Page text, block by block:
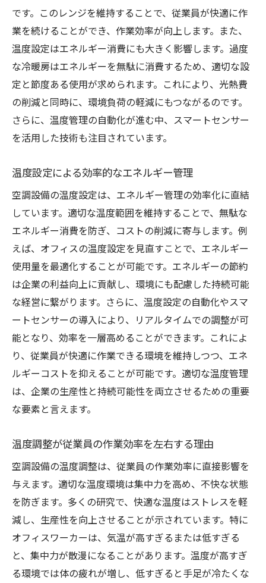
です。このレンジを維持することで、従業員が快適に作
業を続けることができ、作業効率が向上します。また、
温度設定はエネルギー消費にも大きく影響します。過度
な冷暖房はエネルギーを無駄に消費するため、適切な設
定と節度ある使用が求められます。これにより、光熱費
の削減と同時に、環境負荷の軽減にもつながるのです。
さらに、温度管理の自動化が進む中、スマートセンサー
を活用した技術も注目されています。
温度設定による効率的なエネルギー管理
空調設備の温度設定は、エネルギー管理の効率化に直結
しています。適切な温度範囲を維持することで、無駄な
エネルギー消費を防ぎ、コストの削減に寄与します。例
えば、オフィスの温度設定を見直すことで、エネルギー
使用量を最適化することが可能です。エネルギーの節約
は企業の利益向上に貢献し、環境にも配慮した持続可能
な経営に繋がります。さらに、温度設定の自動化やスマ
ートセンサーの導入により、リアルタイムでの調整が可
能となり、効率を一層高めることができます。これによ
り、従業員が快適に作業できる環境を維持しつつ、エネ
ルギーコストを抑えることが可能です。適切な温度管理
は、企業の生産性と持続可能性を両立させるための重要
な要素と言えます。
温度調整が従業員の作業効率を左右する理由
空調設備の温度調整は、従業員の作業効率に直接影響を
与えます。適切な温度環境は集中力を高め、不快な状態
を防ぎます。多くの研究で、快適な温度はストレスを軽
減し、生産性を向上させることが示されています。特に
オフィスワーカーは、気温が高すぎるまたは低すぎる
と、集中力が散漫になることがあります。温度が高すぎ
る環境では体の疲れが増し、低すぎると手足が冷たくな